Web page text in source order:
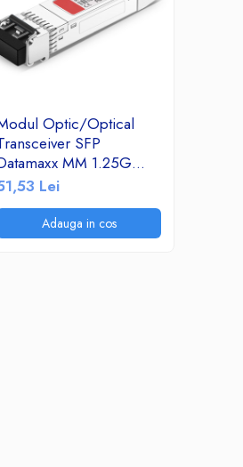
Optic/Optical
SFP
MM 1.25G
LC Duplex 550M
Lei
Adauga in cos